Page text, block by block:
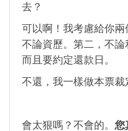
去？
可以啊！我考慮給你兩
不論資歷。第二，不論
而且要約定還款日。
不還，我一樣做本票裁
會太狠嗎？不會的。 您